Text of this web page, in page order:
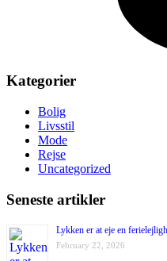
Kategorier
Bolig
Livsstil
Mode
Rejse
Uncategorized
Seneste artikler
Lykken er at eje en
February 22, 2026